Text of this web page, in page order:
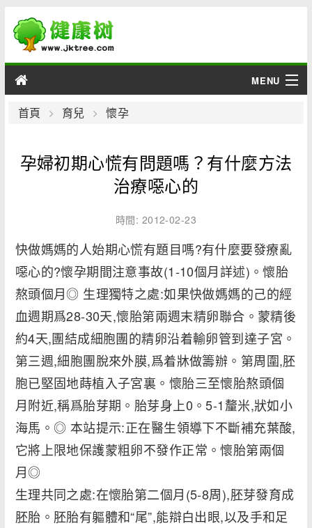
MENU
男性
綜合
疾病
首頁 育兒 懷孕
孕婦初期心慌有問題嗎？有什麼方法
治療噁心的
時間: 2012-02-23
快做媽媽的人始期心慌有題目嗎?有什麼要發療亂
噁心的?懷孕期間注意事故(1-10個月詳述)。懷胎
熬頭個月◎ 生理獨特之處:如果快做媽媽的己的經
血週期爲28-30天,懷胎第兩週末精卵聯合。蒙精後
約4天,團結成細胞團的精卵沿着輸卵管到達子宮。
第三週,細胞團脫來外膜,爲着牀做籌辦。第周圍,胚
胞已堅固地蒔植入子宮裏。懷胎三至懷胎熬頭個
月附近,稱爲胎芽期。胎芽身上0。5-1釐米,狀如小
海馬。◎ 本站提示:正在醫生領導下不斷補充葉酸,
它將上限地保護蒙粗卵不發作正常。懷胎第兩個
月◎
生理共同之處:在懷胎第二個月(5-8周),胚芽發育成
胚胎。胚胎有軀體和“尾”,能辯白出眼,以及手和足